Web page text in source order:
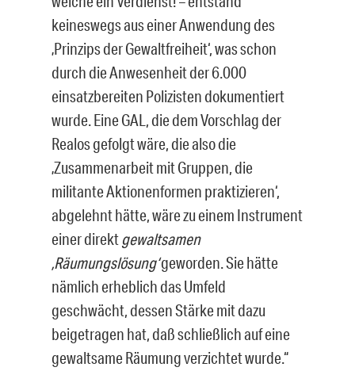
keineswegs aus einer Anwendung des
‚Prinzips der Gewaltfreiheit‘, was schon
durch die Anwesenheit der 6.000
einsatzbereiten Polizisten dokumentiert
wurde. Eine GAL, die dem Vorschlag der
Realos gefolgt wäre, die also die
‚Zusammenarbeit mit Gruppen, die
militante Aktionenformen praktizieren‘,
abgelehnt hätte, wäre zu einem Instrument
einer di­rekt gewaltsamen
‚Räumungslösung‘geworden. Sie hätte
nämlich erheblich das Umfeld
geschwächt, dessen Stärke mit dazu
beigetragen hat, daß schließlich auf eine
gewaltsame Räumung verzichtet wurde.“